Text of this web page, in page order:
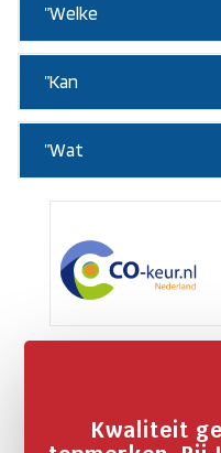
”Welke
”Kan
”Wat
Kwaliteit